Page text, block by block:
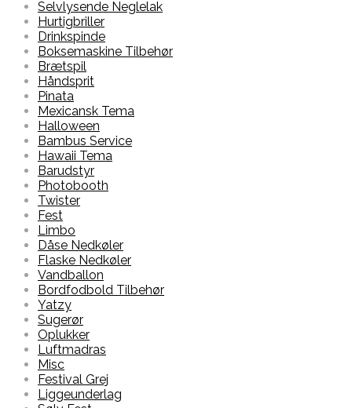
Selvlysende Neglelak
Hurtigbriller
Drinkspinde
Boksemaskine Tilbehør
Brætspil
Håndsprit
Pinata
Mexicansk Tema
Halloween
Bambus Service
Hawaii Tema
Barudstyr
Photobooth
Twister
Fest
Limbo
Dåse Nedkøler
Flaske Nedkøler
Vandballon
Bordfodbold Tilbehør
Yatzy
Sugerør
Oplukker
Luftmadras
Misc
Festival Grej
Liggeunderlag